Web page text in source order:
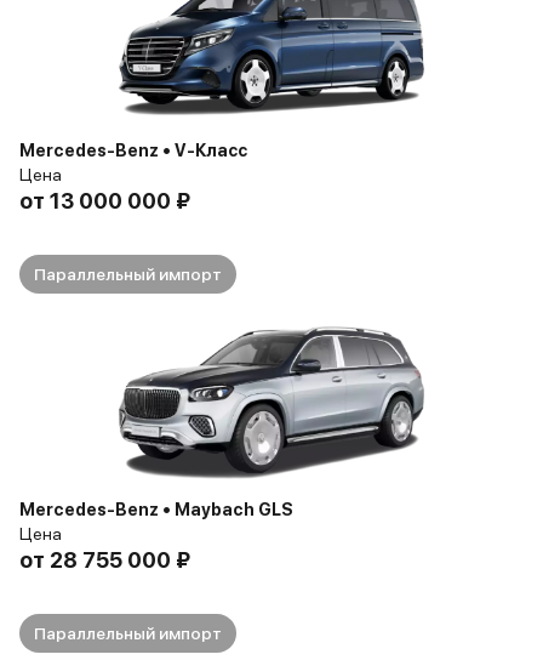
Mercedes-Benz • V-Класс
Цена
от 13 000 000 ₽
Параллельный импорт
Mercedes-Benz • Maybach GLS
Цена
от 28 755 000 ₽
Параллельный импорт